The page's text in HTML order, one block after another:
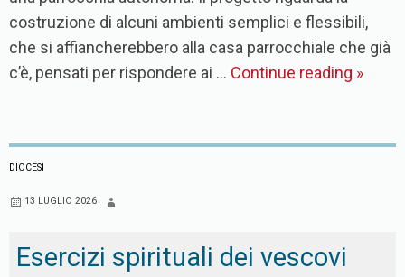
costruzione di alcuni ambienti semplici e flessibili,
che si affiancherebbero alla casa parrocchiale che già
c’è, pensati per rispondere ai … Continue reading »
DIOCESI
13 LUGLIO 2026
Esercizi spirituali dei vescovi